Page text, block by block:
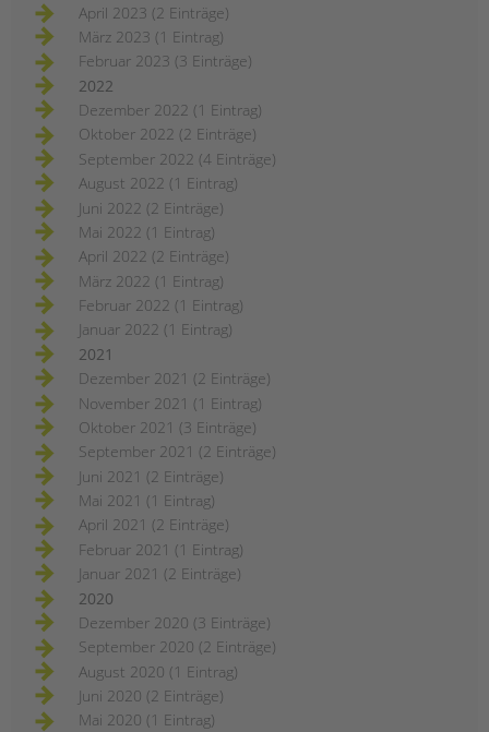
April 2023 (2 Einträge)
März 2023 (1 Eintrag)
Februar 2023 (3 Einträge)
2022
Dezember 2022 (1 Eintrag)
Oktober 2022 (2 Einträge)
September 2022 (4 Einträge)
August 2022 (1 Eintrag)
Juni 2022 (2 Einträge)
Mai 2022 (1 Eintrag)
April 2022 (2 Einträge)
März 2022 (1 Eintrag)
Februar 2022 (1 Eintrag)
Januar 2022 (1 Eintrag)
2021
Dezember 2021 (2 Einträge)
November 2021 (1 Eintrag)
Oktober 2021 (3 Einträge)
September 2021 (2 Einträge)
Juni 2021 (2 Einträge)
Mai 2021 (1 Eintrag)
April 2021 (2 Einträge)
Februar 2021 (1 Eintrag)
Januar 2021 (2 Einträge)
2020
Dezember 2020 (3 Einträge)
September 2020 (2 Einträge)
August 2020 (1 Eintrag)
Juni 2020 (2 Einträge)
Mai 2020 (1 Eintrag)